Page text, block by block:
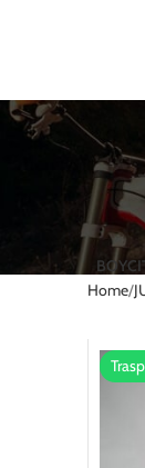
BOY
Home